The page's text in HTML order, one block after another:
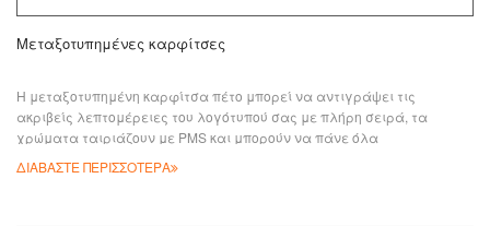
Μεταξοτυπημένες καρφίτσες
Η μεταξοτυπημένη καρφίτσα πέτο μπορεί να αντιγράψει τις
ακριβείς λεπτομέρειες του λογότυπού σας με πλήρη σειρά, τα
χρώματα ταιριάζουν με PMS και μπορούν να πάνε όλα
ΔΙΑΒΑΣΤΕ ΠΕΡΙΣΣΟΤΕΡΑ